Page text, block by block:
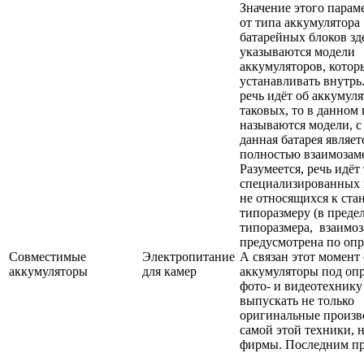
Совместимые
аккумуляторы
Электропитание
для камер
Значение этого
от типа
батарейных блоков
указываются модели
аккумуляторов,
устанавливать
речь идёт об
таковых, то в данном
называются модели,
данная батарея
полностью
Разумеется, речь идёт
специализированных
не относящихся к
типоразмеру (в
типоразмера,
предусмотрена по
А связан этот момент
аккумуляторы под
фото- и
выпускать не только
оригинальные
самой этой техники,
фирмы. Последним